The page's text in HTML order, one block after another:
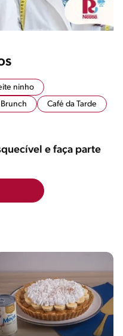
ninho
Brunch
Café da Tarde
e faça parte